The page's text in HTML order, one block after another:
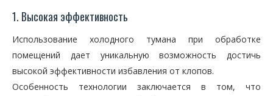
1. Высокая эффективность
Использование холодного тумана при обработке
помещений дает уникальную возможность достичь
высокой эффективности избавления от клопов.
Особенность технологии заключается в том, что